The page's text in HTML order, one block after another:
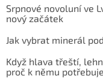
Srpnové novoluní ve
nový začátek
Jak vybrat minerál
Když hlava třeští,
proč k němu